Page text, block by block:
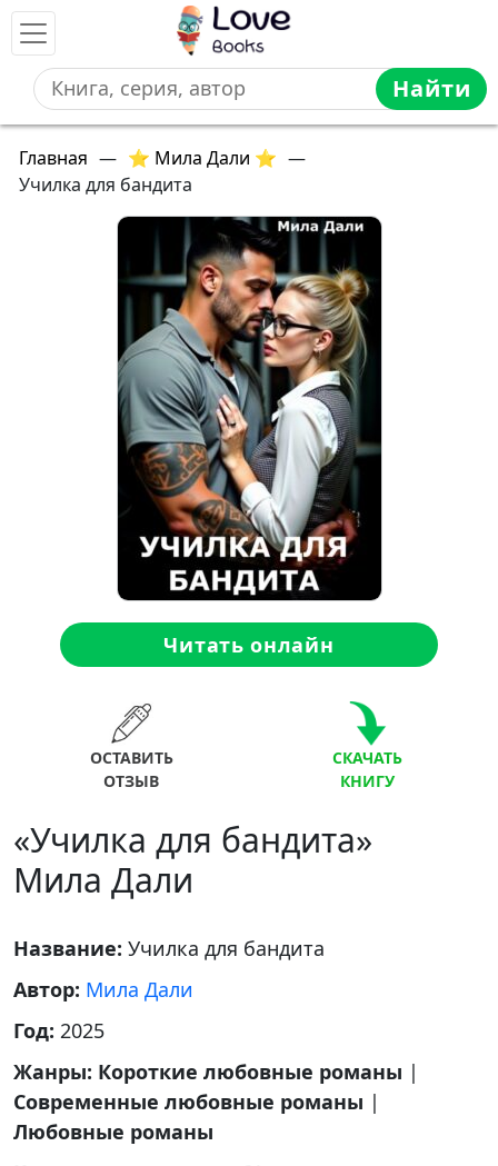
Найти
Главная — ⭐ Мила Дали ⭐ —
Училка для бандита
Читать онлайн
ОСТАВИТЬ
ОТЗЫВ
СКАЧАТЬ
КНИГУ
«Училка для бандита»
Мила Дали
Название: Училка для бандита
Автор: Мила Дали
Год: 2025
Жанры: Короткие любовные романы |
Современные любовные романы |
Любовные романы